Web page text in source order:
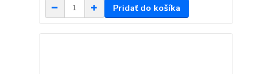
Pridať do košíka